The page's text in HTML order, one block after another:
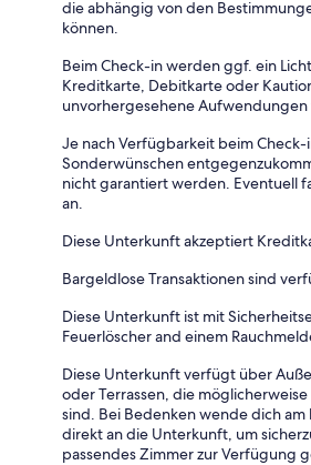
die abhängig von den
können.
Beim Check-in werden ggf. ein
Kreditkarte, Debitkarte oder
unvorhergesehene Aufwendungen
Je nach Verfügbarkeit beim
Sonderwünschen
nicht garantiert werden. Eventuell
an.
Diese Unterkunft akzeptiert
Bargeldlose Transaktionen sind
Diese Unterkunft ist mit
Feuerlöscher and einem
Diese Unterkunft verfügt über
oder Terrassen, die
sind. Bei Bedenken wende dich
direkt an die Unterkunft, um
passendes Zimmer zur Verfügung